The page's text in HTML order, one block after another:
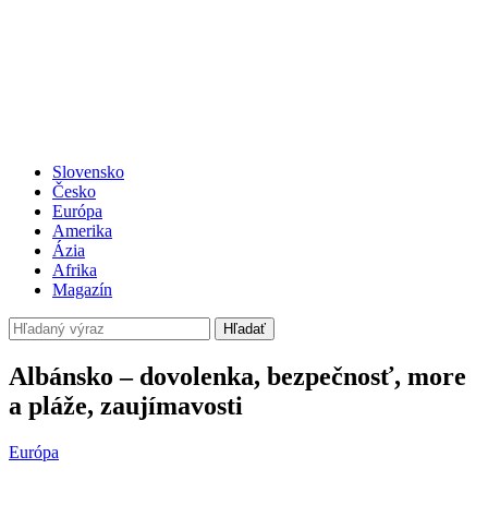
Slovensko
Česko
Európa
Amerika
Ázia
Afrika
Magazín
Hľadať
Albánsko – dovolenka, bezpečnosť, more
a pláže, zaujímavosti
Európa